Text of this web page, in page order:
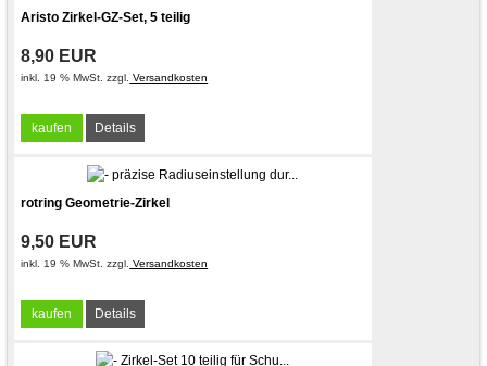
Aristo Zirkel-GZ-Set, 5 teilig
8,90 EUR
inkl. 19 % MwSt. zzgl. Versandkosten
kaufen Details
rotring Geometrie-Zirkel
9,50 EUR
inkl. 19 % MwSt. zzgl. Versandkosten
kaufen Details